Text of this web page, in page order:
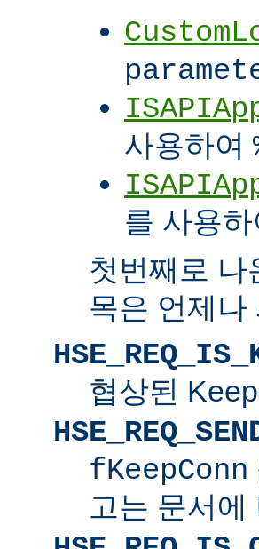
사용하여
를 사용
첫번째로 나
목은 언제나
협상된
fKeepConn
고는 문서